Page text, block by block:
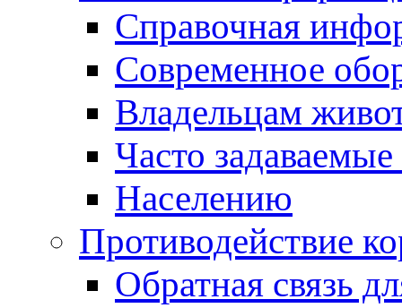
Справочная
Современное
Владельцам
Часто
Населению
Противодействие
Обратная связь